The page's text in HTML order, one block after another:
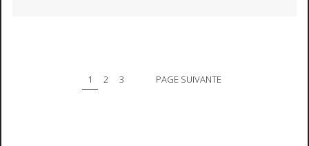
1 2 3 PAGE SUIVANTE